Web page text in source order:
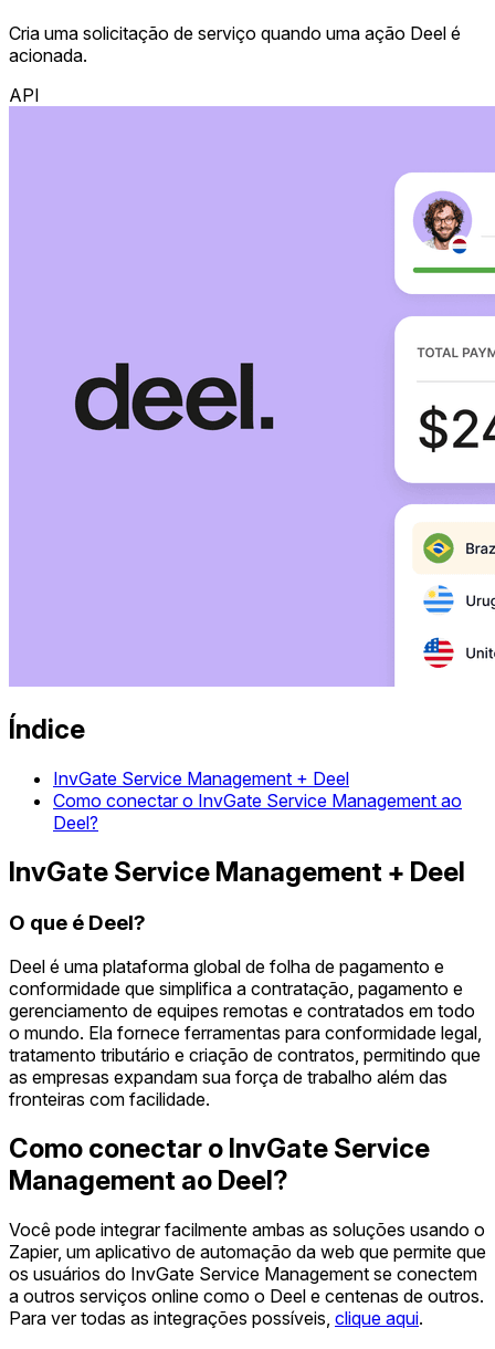
Cria uma solicitação de serviço quando uma ação Deel é
acionada.
API
Índice
InvGate Service Management + Deel
Como conectar o InvGate Service Management ao
Deel?
InvGate Service Management + Deel
O que é Deel?
Deel é uma plataforma global de folha de pagamento e
conformidade que simplifica a contratação, pagamento e
gerenciamento de equipes remotas e contratados em todo
o mundo. Ela fornece ferramentas para conformidade legal,
tratamento tributário e criação de contratos, permitindo que
as empresas expandam sua força de trabalho além das
fronteiras com facilidade.
Como conectar o InvGate Service
Management ao Deel?
Você pode integrar facilmente ambas as soluções usando o
Zapier, um aplicativo de automação da web que permite que
os usuários do InvGate Service Management se conectem
a outros serviços online como o Deel e centenas de outros.
Para ver todas as integrações possíveis, clique aqui.